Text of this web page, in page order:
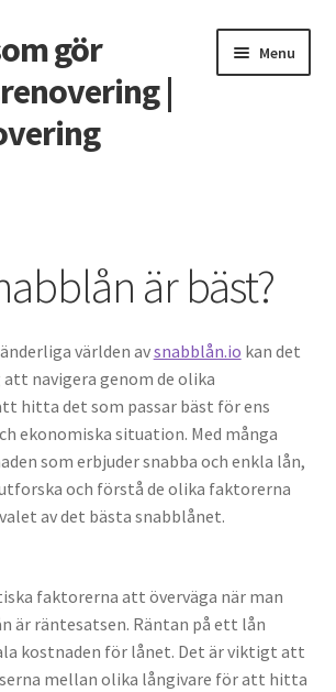
gör
|
Menu
som håller
till det nya köket
bäst?
är bäst?
världen avsnabblån.io kan det
navigera genom de olika
hitta det som passar bäst för ens
ekonomiska situation. Med många
som erbjuder snabba och enkla lån,
och förstå de olika faktorerna
av det bästa snabblånet.
faktorerna att överväga när man
är räntesatsen. Räntan på ett lån
kostnaden för lånet. Det är viktigt att
mellan olika långivare för att hitta